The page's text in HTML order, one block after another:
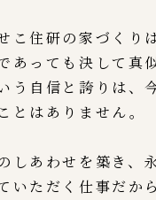
こ住研の家づくり
あっても決して真
う自信と誇りは、
とはありません。
しあわせを築き、
いただく仕事だか